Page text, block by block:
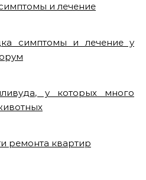
и лечение
симптомы и лечение у
у которых много
ремонта квартир